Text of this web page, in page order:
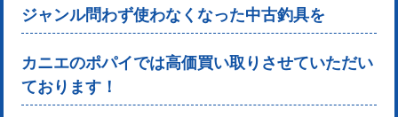
ジャンル問わず使わなくなった中古釣具を
カニエのポパイでは高価買い取りさせていただい
ております！